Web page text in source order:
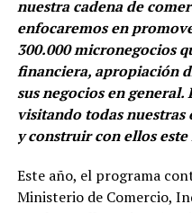
nuestra cadena de
enfocaremos en
300.000 micronegocios
financiera, apropiación
sus negocios en general.
visitando todas nuestras
y construir con ellos
Este año, el programa
Ministerio de Comercio,